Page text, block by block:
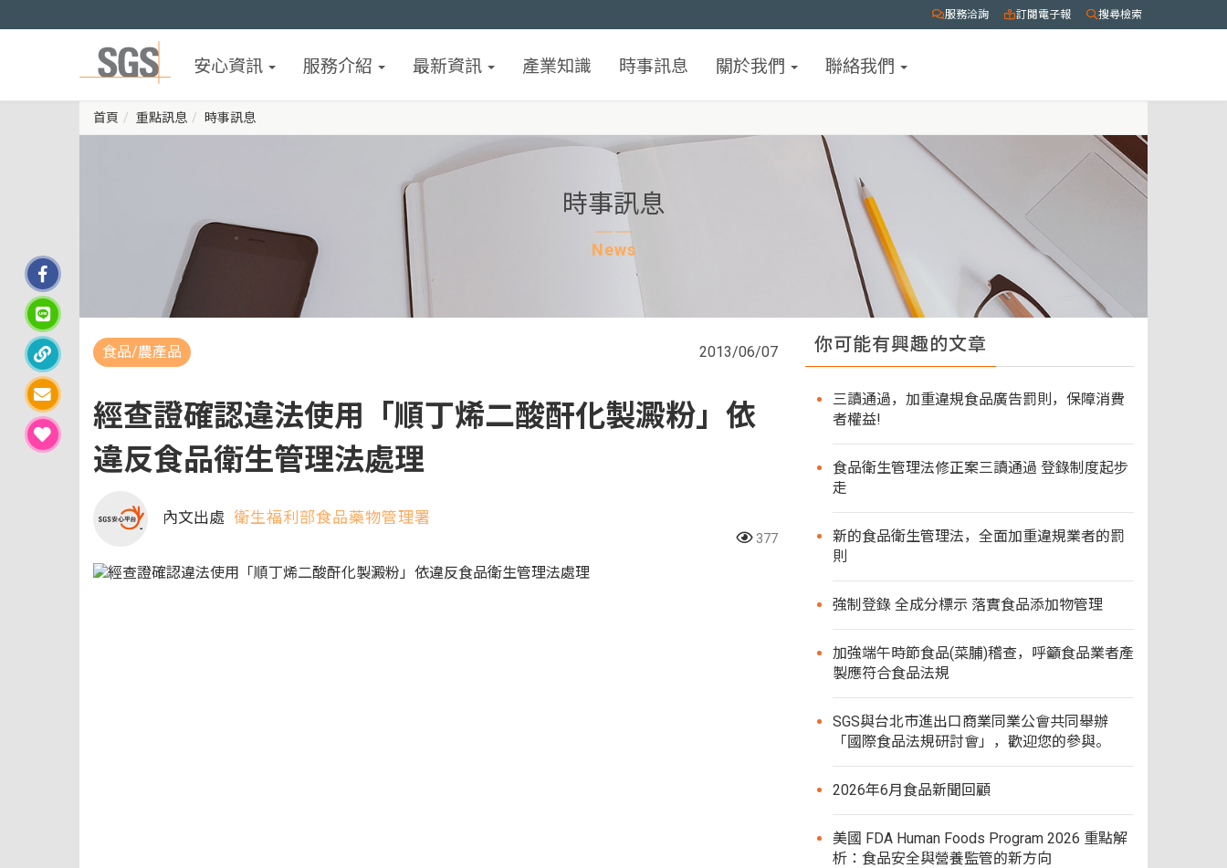
服務洽詢 訂閱電子報 搜尋檢索
安心資訊 服務介紹 最新資訊 產業知識 時事訊息 關於我們 聯絡我們
首頁 重點訊息 時事訊息
時事訊息
News
食品/農產品 2013/06/07
經查證確認違法使用「順丁烯二酸酐化製澱粉」依
違反食品衛生管理法處理
內文出處 衛生福利部食品藥物管理署
377
你可能有興趣的文章
三讀通過，加重違規食品廣告罰則，保障消費
者權益!
食品衛生管理法修正案三讀通過 登錄制度起步
走
新的食品衛生管理法，全面加重違規業者的罰
則
強制登錄 全成分標示 落實食品添加物管理
加強端午時節食品(菜脯)稽查，呼籲食品業者產
製應符合食品法規
SGS與台北市進出口商業同業公會共同舉辦
「國際食品法規研討會」，歡迎您的參與。
2026年6月食品新聞回顧
美國 FDA Human Foods Program 2026 重點解
析：食品安全與營養監管的新方向